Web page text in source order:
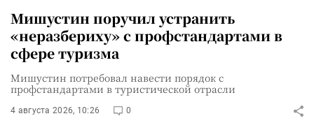
Мишустин поручил устранить
«неразбериху» с профстандартами в
сфере туризма
Мишустин потребовал навести порядок с
профстандартами в туристической отрасли
4 августа 2026, 10:26 0